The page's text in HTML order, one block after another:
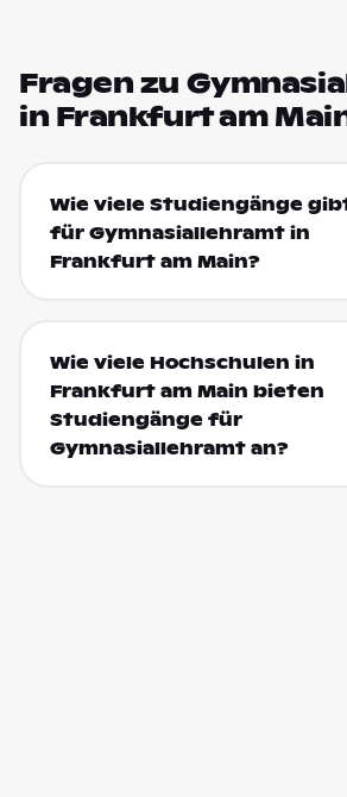
Fragen zu
in Frankfurt am
Wie viele Studiengänge
für Gymnasiallehramt in
Frankfurt am Main?
Wie viele Hochschulen in
Frankfurt am Main bieten
Studiengänge für
Gymnasiallehramt an?